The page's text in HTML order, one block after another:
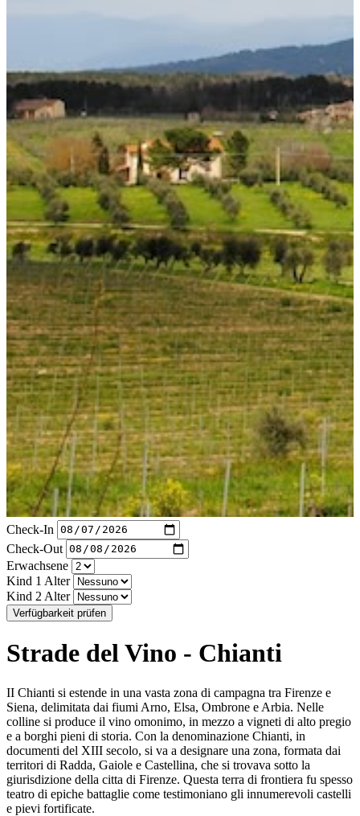
Check-In
Check-Out
Erwachsene
Kind 1 Alter
Kind 2 Alter
Verfügbarkeit prüfen
Strade del Vino - Chianti
II Chianti si estende in una vasta zona di campagna tra Firenze e
Siena, delimitata dai fiumi Arno, Elsa, Ombrone e Arbia. Nelle
colline si produce il vino omonimo, in mezzo a vigneti di alto pregio
e a borghi pieni di storia. Con la denominazione Chianti, in
documenti del XIII secolo, si va a designare una zona, formata dai
territori di Radda, Gaiole e Castellina, che si trovava sotto la
giurisdizione della citta di Firenze. Questa terra di frontiera fu spesso
teatro di epiche battaglie come testimoniano gli innumerevoli castelli
e pievi fortificate.